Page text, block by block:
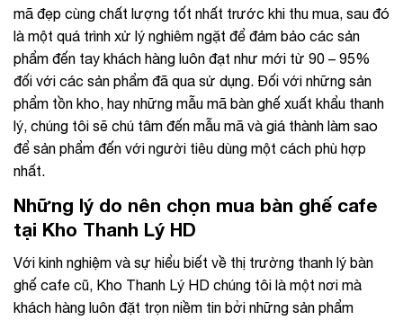
mã đẹp cùng chất lượng tốt nhất trước khi thu mua, sau đó
là một quá trình xử lý nghiêm ngặt để đảm bảo các sản
phẩm đến tay khách hàng luôn đạt như mới từ 90 – 95%
đối với các sản phẩm đã qua sử dụng. Đối với những sản
phẩm tồn kho, hay những mẫu mã bàn ghế xuất khẩu thanh
lý, chúng tôi sẽ chú tâm đến mẫu mã và giá thành làm sao
để sản phẩm đến với người tiêu dùng một cách phù hợp
nhất.
Những lý do nên chọn mua bàn ghế cafe
tại Kho Thanh Lý HD
Với kinh nghiệm và sự hiểu biết về thị trường thanh lý bàn
ghế cafe cũ, Kho Thanh Lý HD chúng tôi là một nơi mà
khách hàng luôn đặt trọn niềm tin bởi những sản phẩm